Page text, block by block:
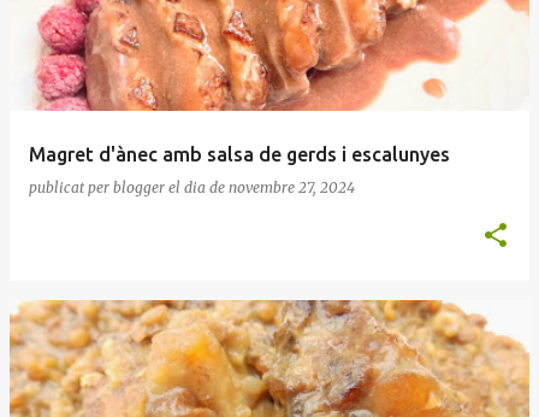
Magret d'ànec amb salsa de gerds i escalunyes
publicat per blogger el dia de novembre 27, 2024